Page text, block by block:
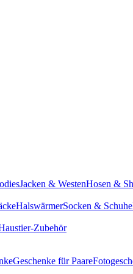
Jacken & WestenHosen &
HalswärmerSocken & Schuhe
Zubehör
Geschenke für Paare